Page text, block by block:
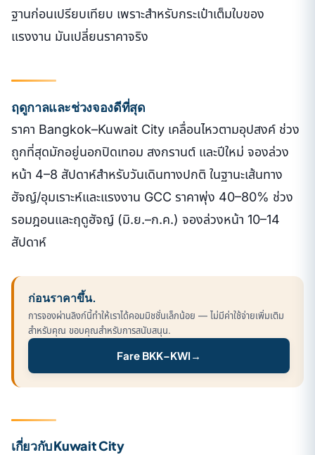
ฐานก่อนเปรียบเทียบ เพราะสำหรับกระเป๋าเต็มใบของ
แรงงาน มันเปลี่ยนราคาจริง
ฤดูกาลและช่วงจองดีที่สุด
ราคา Bangkok–Kuwait City เคลื่อนไหวตามอุปสงค์ ช่วง
ถูกที่สุดมักอยู่นอกปิดเทอม สงกรานต์ และปีใหม่ จองล่วง
หน้า 4–8 สัปดาห์สำหรับวันเดินทางปกติ ในฐานะเส้นทาง
ฮัจญ์/อุมเราะห์และแรงงาน GCC ราคาพุ่ง 40–80% ช่วง
รอมฎอนและฤดูฮัจญ์ (มิ.ย.–ก.ค.) จองล่วงหน้า 10–14
สัปดาห์
ก่อนราคาขึ้น.
การจองผ่านลิงก์นี้ทำให้เราได้คอมมิชชั่นเล็กน้อย — ไม่มีค่าใช้จ่ายเพิ่มเติม
สำหรับคุณ ขอบคุณสำหรับการสนับสนุน.
Fare BKK–KWI→
เกี่ยวกับ Kuwait City